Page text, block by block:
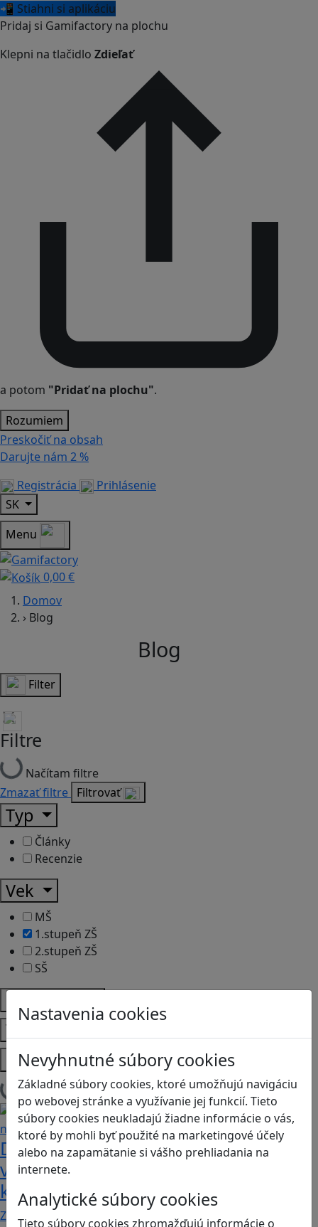
📲 Stiahni si aplikáciu
Pridaj si Gamifactory na plochu
Klepni na tlačidlo Zdieľať
a potom "Pridať na plochu".
Rozumiem
Preskočiť na obsah
Darujte nám 2 %
Registrácia
Prihlásenie
SK
Menu
0,00 €
Nastavenia cookies
Nevyhnutné súbory cookies
Základné súbory cookies, ktoré umožňujú navigáciu
po webovej stránke a využívanie jej funkcií. Tieto
súbory cookies neukladajú žiadne informácie o vás,
ktoré by mohli byť použité na marketingové účely
alebo na zapamätanie si vášho prehliadania na
internete.
Analytické súbory cookies
Tieto súbory cookies zhromažďujú informácie o
Domov
› Blog
Blog
Filter
Filtre
Načítam filtre
Zmazať filtre Filtrovať
Typ
Články
Recenzie
Vek
MŠ
1.stupeň ZŠ
2.stupeň ZŠ
SŠ
Predmety
Témy
Platformy
Načítam blogy
Dobrodružstvá Mimi a Lízy vo
videohre? Dvojica neoddeliteľných
kamarátok už aj ako herné postavy
Značku Mimi a Líza by sme mohli označiť priam za…